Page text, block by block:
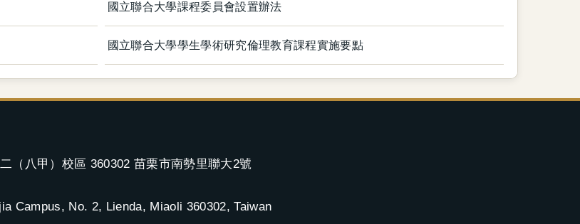
國立聯合大學課程委員會設置辦法
國立聯合大學學生學術研究倫理教育課程實施要點
（八甲）校區 360302 苗栗市南勢里聯大2號
Campus, No. 2, Lienda, Miaoli 360302, Taiwan